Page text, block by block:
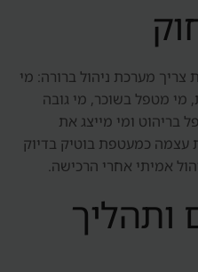
צריך מערכת ניהול ברורה: מי
מי מטפל בשוכר, מי גובה
בריהוט ומי מייצג את
כמעטפת בוטיק בדיוק
אמיתי אחרי הרכישה.
ותהליך